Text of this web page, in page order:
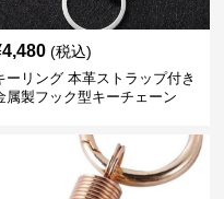
4,480 (税込)
ーリング 本革ストラップ付き
属製フック型キーチェーン